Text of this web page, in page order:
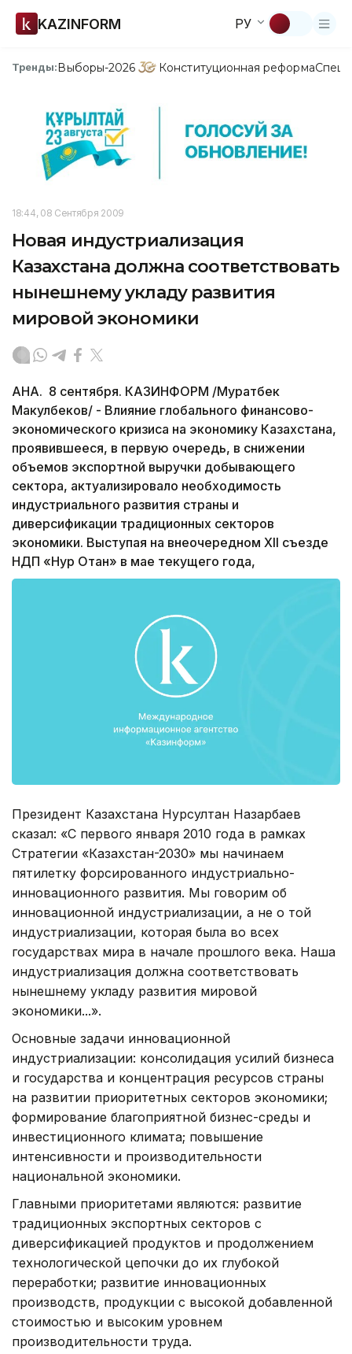
KAZINFORM РУ
Тренды:Выборы-2026 Конституционная реформа
18:44, 08 Сентября 2009
Новая индустриализация
Казахстана должна соответствовать
нынешнему укладу развития
мировой экономики
АНА. 8 сентября. КАЗИНФОРМ /Муратбек
Макулбеков/ - Влияние глобального финансово-
экономического кризиса на экономику Казахстана,
проявившееся, в первую очередь, в снижении
объемов экспортной выручки добывающего
сектора, актуализировало необходимость
индустриального развития страны и
диверсификации традиционных секторов
экономики. Выступая на внеочередном XII съезде
НДП «Нур Отан» в мае текущего года,
Президент Казахстана Нурсултан Назарбаев
сказал: «С первого января 2010 года в рамках
Стратегии «Казахстан-2030» мы начинаем
пятилетку форсированного индустриально-
инновационного развития. Мы говорим об
инновационной индустриализации, а не о той
индустриализации, которая была во всех
государствах мира в начале прошлого века. Наша
индустриализация должна соответствовать
нынешнему укладу развития мировой
экономики...».
Основные задачи инновационной
индустриализации: консолидация усилий бизнеса
и государства и концентрация ресурсов страны
на развитии приоритетных секторов экономики;
формирование благоприятной бизнес-среды и
инвестиционного климата; повышение
интенсивности и производительности
национальной экономики.
Главными приоритетами являются: развитие
традиционных экспортных секторов с
диверсификацией продуктов и продолжением
технологической цепочки до их глубокой
переработки; развитие инновационных
производств, продукции с высокой добавленной
стоимостью и высоким уровнем
производительности труда.